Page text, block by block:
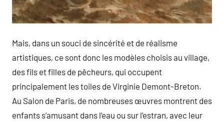
Mais, dans un souci de sincérité et de réalisme
artistiques, ce sont donc les modèles choisis au village,
des fils et filles de pêcheurs, qui occupent
principalement les toiles de Virginie Demont-Breton.
Au Salon de Paris, de nombreuses œuvres montrent des
enfants s’amusant dans l’eau ou sur l’estran, avec leur